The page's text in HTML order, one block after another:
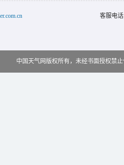
客服电
中国天气网版权所有，未经书面授权